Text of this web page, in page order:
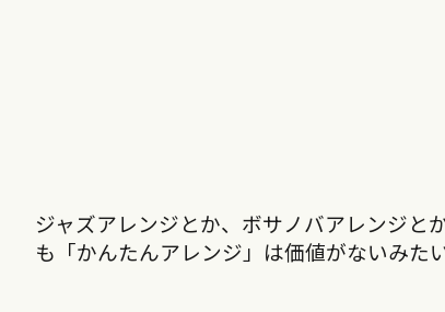
ジャズアレンジとか、ボサノバアレンジと
も「かんたんアレンジ」は価値がないみた